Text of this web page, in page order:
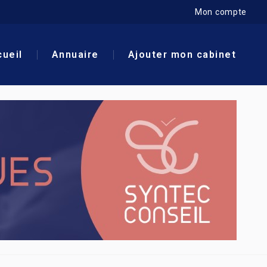
Mon compte
Annuaire Ajouter mon cabinet